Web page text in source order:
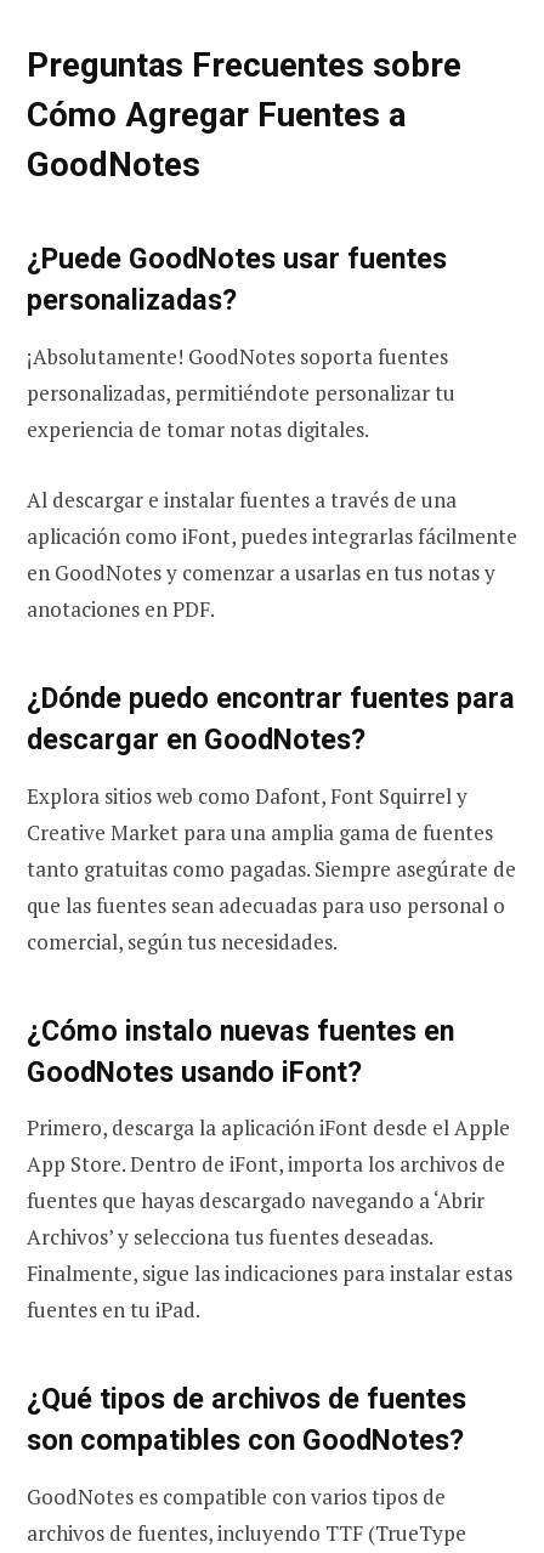
Preguntas Frecuentes sobre
Cómo Agregar Fuentes a
GoodNotes
¿Puede GoodNotes usar fuentes
personalizadas?
¡Absolutamente! GoodNotes soporta fuentes
personalizadas, permitiéndote personalizar tu
experiencia de tomar notas digitales.
Al descargar e instalar fuentes a través de una
aplicación como iFont, puedes integrarlas fácilmente
en GoodNotes y comenzar a usarlas en tus notas y
anotaciones en PDF.
¿Dónde puedo encontrar fuentes para
descargar en GoodNotes?
Explora sitios web como Dafont, Font Squirrel y
Creative Market para una amplia gama de fuentes
tanto gratuitas como pagadas. Siempre asegúrate de
que las fuentes sean adecuadas para uso personal o
comercial, según tus necesidades.
¿Cómo instalo nuevas fuentes en
GoodNotes usando iFont?
Primero, descarga la aplicación iFont desde el Apple
App Store. Dentro de iFont, importa los archivos de
fuentes que hayas descargado navegando a ‘Abrir
Archivos’ y selecciona tus fuentes deseadas.
Finalmente, sigue las indicaciones para instalar estas
fuentes en tu iPad.
¿Qué tipos de archivos de fuentes
son compatibles con GoodNotes?
GoodNotes es compatible con varios tipos de
archivos de fuentes, incluyendo TTF (TrueType